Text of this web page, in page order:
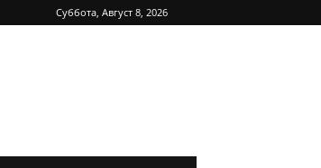
Суббота, Август 8, 2026